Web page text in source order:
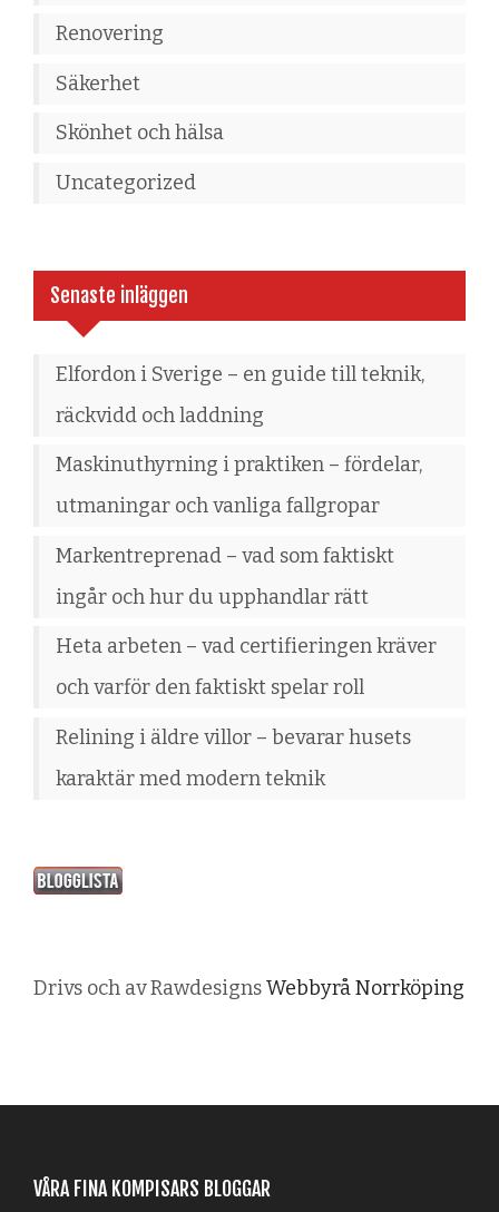
Renovering
Säkerhet
Skönhet och hälsa
Uncategorized
Senaste inläggen
Elfordon i Sverige – en guide till teknik,
räckvidd och laddning
Maskinuthyrning i praktiken – fördelar,
utmaningar och vanliga fallgropar
Markentreprenad – vad som faktiskt
ingår och hur du upphandlar rätt
Heta arbeten – vad certifieringen kräver
och varför den faktiskt spelar roll
Relining i äldre villor – bevarar husets
karaktär med modern teknik
Drivs och av RawdesignsWebbyrå Norrköping
VÅRA FINA KOMPISARS BLOGGAR